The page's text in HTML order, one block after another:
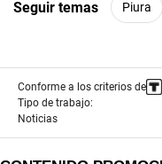
Seguir temas Piura
Conforme a los criterios de
Tipo de trabajo:
Noticias